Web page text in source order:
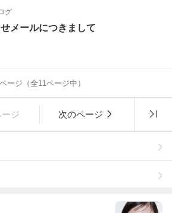
グ
メールにつきまして
ージ（全11ページ中）
ジ 次のページ